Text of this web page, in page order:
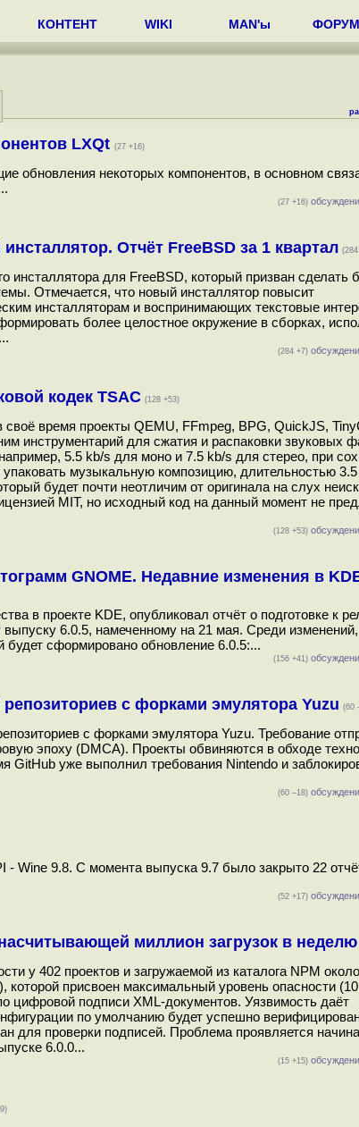
КОНТЕНТ WIKI MAN'ы ФОРУМ
LXQt (27 +16)
обновления некоторых компонентов, в основном
(27 +16)
Отчёт FreeBSD за 1 квартал
инсталлятора для FreeBSD, который призван сделать
Отмечается, что новый инсталлятор повысит
инсталляторам и воспринимающих текстовые
более целостное окружение в сборках,
(284 +7)
кодек TSAC (128 +53)
время проекты QEMU, FFmpeg, BPG, QuickJS,
инструментарий для сжатия и распаковки звуковых
5.5 kb/s для моно и 7.5 kb/s для стерео, при
музыкальную композицию, длительностью
будет почти неотличим от оригинала на слух
MIT, но исходный код на данный момент не
(128 +53)
GNOME. Недавние изменения в
в проекте KDE, опубликовал отчёт о подготовке к
6.0.5, намеченному на 21 мая. Среди изменений,
сформировано обновление 6.0.5:...
(156 +41)
с форками эмулятора Yuzu (60
с форками эмулятора Yuzu. Требование
эпоху (DMCA). Проекты обвиняются в обходе
уже выполнил требования Nintendo и
(60 –18)
Wine 9.8. С момента выпуска 9.7 было закрыто 22
(52 +17)
миллион загрузок в неделю
у 402 проектов и загружаемой из каталога NPM около
присвоен максимальный уровень опасности (10
цифровой подписи XML-документов. Уязвимость даёт
по умолчанию будет успешно
для проверки подписей. Проблема проявляется
6.0.0...
(15 +15)